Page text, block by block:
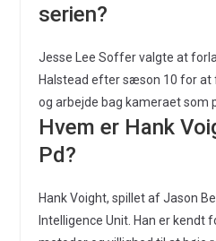
serien?
Jesse Lee Soffer valgte at
Halstead efter sæson 10 for
og arbejde bag kameraet som
Hvem er Hank
Pd?
Hank Voight, spillet af Jason
Intelligence Unit. Han er kendt